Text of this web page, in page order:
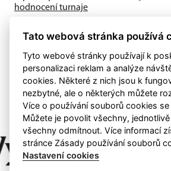
hodnocení turnaje
za tah od soboty 27.6. do soboty
Tato webová stránka používá
Tyto webové stránky používají k
personalizaci reklam a analýze
cookies. Některé z nich jsou k
nezbytné, ale o některých můžete
Více o používání souborů cookies
Můžete je povolit všechny,
všechny odmítnout. Více informací
stránce Zásady používání souborů
Nastavení cookies